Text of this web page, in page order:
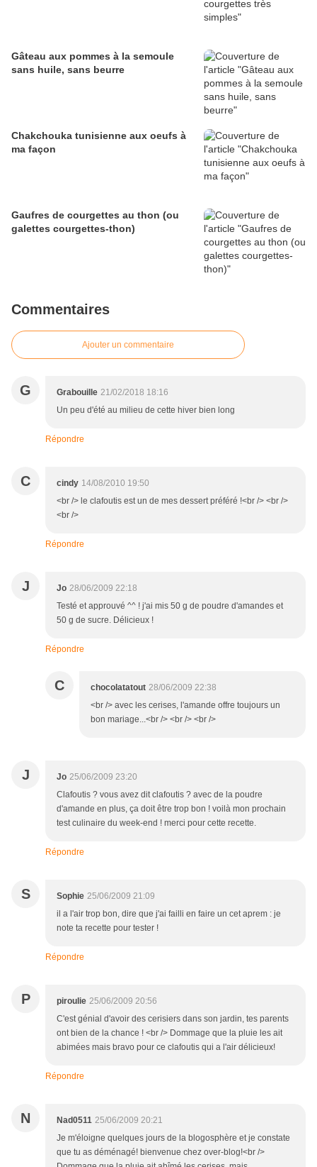
Gâteau aux pommes à la semoule
sans huile, sans beurre
Chakchouka tunisienne aux oeufs à
ma façon
Gaufres de courgettes au thon (ou
galettes courgettes-thon)
Commentaires
Ajouter un commentaire
G Grabouille 21/02/2018 18:16
Un peu d'été au milieu de cette hiver bien long
Répondre
C cindy 14/08/2010 19:50
<br /> le clafoutis est un de mes dessert préféré !<br /> <br />
<br />
Répondre
J Jo 28/06/2009 22:18
Testé et approuvé ^^ ! j'ai mis 50 g de poudre d'amandes et
50 g de sucre. Délicieux !
Répondre
C chocolatatout 28/06/2009 22:38
<br /> avec les cerises, l'amande offre toujours un
bon mariage...<br /> <br /> <br />
J Jo 25/06/2009 23:20
Clafoutis ? vous avez dit clafoutis ? avec de la poudre
d'amande en plus, ça doit être trop bon ! voilà mon prochain
test culinaire du week-end ! merci pour cette recette.
Répondre
S Sophie 25/06/2009 21:09
il a l'air trop bon, dire que j'ai failli en faire un cet aprem : je
note ta recette pour tester !
Répondre
P piroulie 25/06/2009 20:56
C'est génial d'avoir des cerisiers dans son jardin, tes parents
ont bien de la chance ! <br /> Dommage que la pluie les ait
abimées mais bravo pour ce clafoutis qui a l'air délicieux!
Répondre
N Nad0511 25/06/2009 20:21
Je m'éloigne quelques jours de la blogosphère et je constate
que tu as déménagé! bienvenue chez over-blog!<br />